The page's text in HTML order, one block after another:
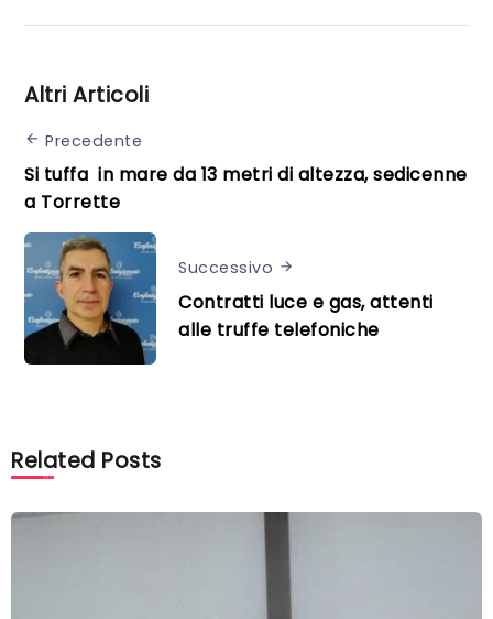
Altri Articoli
Precedente
Si tuffa in mare da 13 metri di altezza, sedicenne
a Torrette
Successivo
Contratti luce e gas, attenti
alle truffe telefoniche
Related Posts